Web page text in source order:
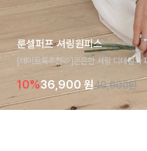
룬셀퍼프 셔링원피스
[데이트룩추천🩷]은은한 셔링 디테일과
모크 밴딩이 슬림한 실루엣을 연출해주
요
10%36,900 원40,900원